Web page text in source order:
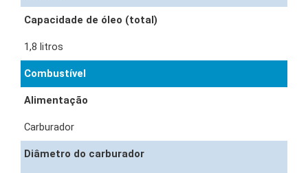
Capacidade de óleo (total)
1,8 litros
Combustível
Alimentação
Carburador
Diâmetro do carburador